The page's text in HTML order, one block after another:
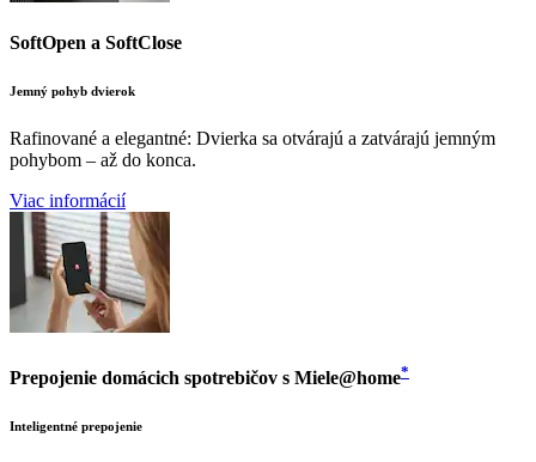
SoftOpen a SoftClose
Jemný pohyb dvierok
Rafinované a elegantné: Dvierka sa otvárajú a zatvárajú jemným
pohybom – až do konca.
Viac informácií
Prepojenie domácich spotrebičov s Miele@home*
Inteligentné prepojenie